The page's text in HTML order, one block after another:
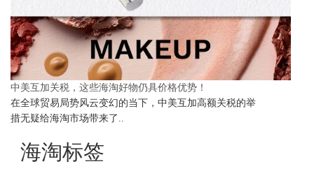
中美互加关税，这些海淘好物仍具价格优势！
在全球贸易局势风云变幻的当下，中美互加高额关税的举
措无疑给海淘市场带来了..
海淘标签